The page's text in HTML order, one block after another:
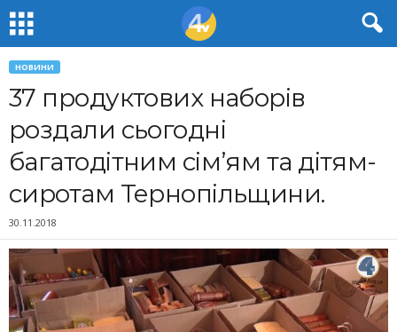
НОВИНИ
37 продуктових наборів
роздали сьогодні
багатодітним сім’ям та дітям-
сиротам Тернопільщини.
30.11.2018